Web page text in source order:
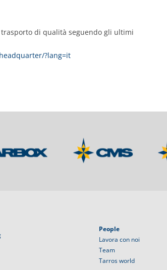
di qualità seguendo gli ultimi
?lang=it
People
Lavora con noi
Team
Tarros world